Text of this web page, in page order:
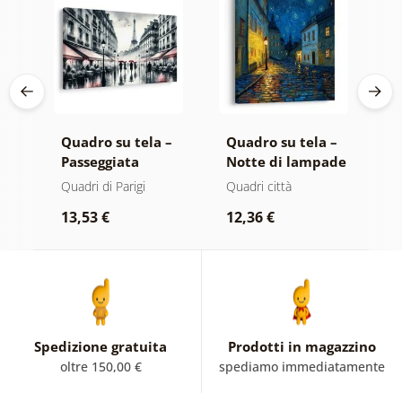
Quadro su tela –
Passeggiata
serale a Parigi
Quadri di Parigi
13,53 €
Quadro su tela –
Notte di lampade
luminose
Quadri città
12,36 €
Spedizione gratuita
oltre 150,00 €
Prodotti in magazzino
spediamo immediatamente